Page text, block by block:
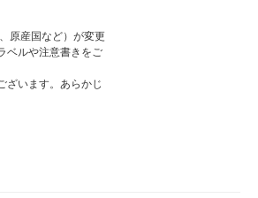
原産国など）が変更
ベルや注意書きをご
ざいます。あらかじ